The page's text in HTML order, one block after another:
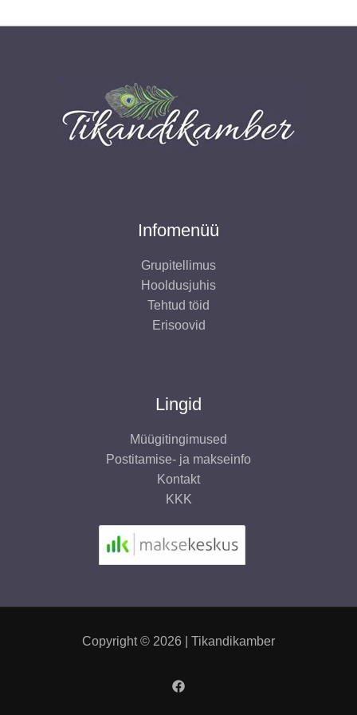
Infomenüü
Grupitellimus
Hooldusjuhis
Tehtud töid
Erisoovid
Lingid
Müügitingimused
Postitamise- ja makseinfo
Kontakt
KKK
Copyright © 2026 | Tikandikamber